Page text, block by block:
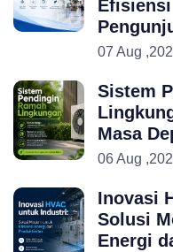
07 Aug
Sistem
Masa
06 Aug
Inovasi
Solusi
Energi